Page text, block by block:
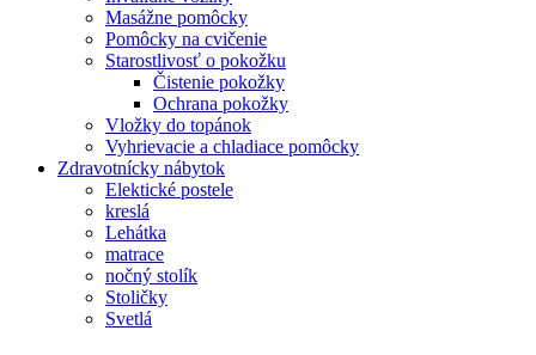
Masážne pomôcky
Pomôcky na cvičenie
Starostlivosť o pokožku
Čistenie pokožky
Ochrana pokožky
Vložky do topánok
Vyhrievacie a chladiace pomôcky
Zdravotnícky nábytok
Elektické postele
kreslá
Lehátka
matrace
nočný stolík
Stoličky
Svetlá